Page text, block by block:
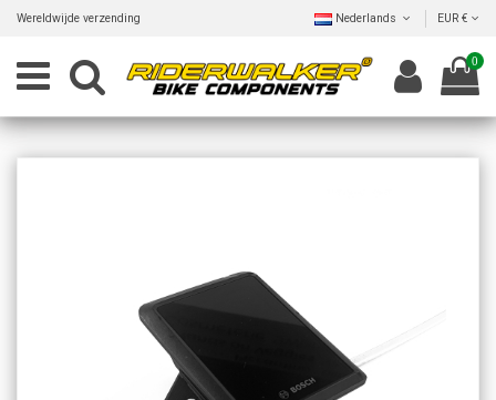
Wereldwijde verzending Nederlands EUR €
0